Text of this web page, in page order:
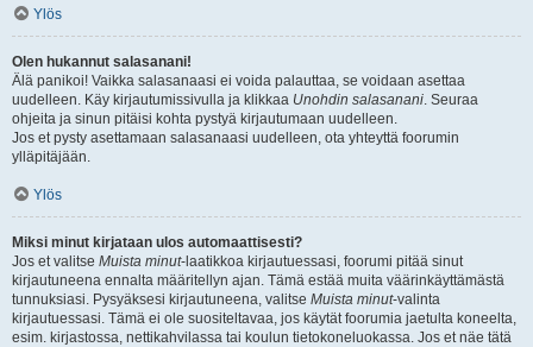
Ylös
Olen hukannut salasanani!
Älä panikoi! Vaikka salasanaasi ei voida palauttaa, se voidaan asettaa
uudelleen. Käy kirjautumissivulla ja klikkaa Unohdin salasanani. Seuraa
ohjeita ja sinun pitäisi kohta pystyä kirjautumaan uudelleen.
Jos et pysty asettamaan salasanaasi uudelleen, ota yhteyttä foorumin
ylläpitäjään.
Ylös
Miksi minut kirjataan ulos automaattisesti?
Jos et valitse Muista minut-laatikkoa kirjautuessasi, foorumi pitää sinut
kirjautuneena ennalta määritellyn ajan. Tämä estää muita väärinkäyttämästä
tunnuksiasi. Pysyäksesi kirjautuneena, valitse Muista minut-valinta
kirjautuessasi. Tämä ei ole suositeltavaa, jos käytät foorumia jaetulta koneelta,
esim. kirjastossa, nettikahvilassa tai koulun tietokoneluokassa. Jos et näe tätä